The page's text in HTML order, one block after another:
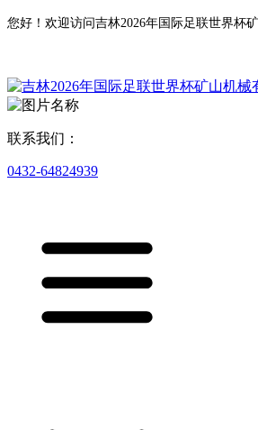
您好！欢迎访问吉林2026年国际足联世界杯
联系我们：
0432-64824939